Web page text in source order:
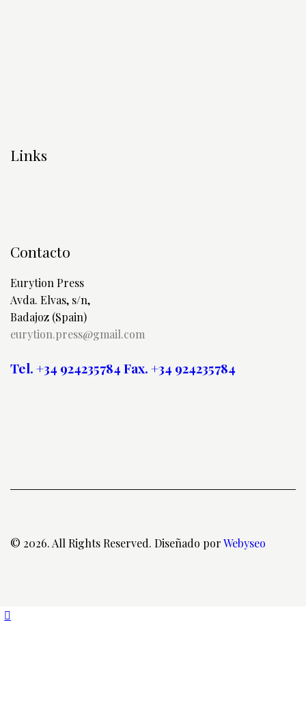
Links
Contacto
Eurytion Press
Avda. Elvas, s/n,
Badajoz (Spain)
eurytion.press@gmail.com
Tel. +34 924235784Fax. +34 924235784
© 2026. All Rights Reserved. Diseñado porWebyseo